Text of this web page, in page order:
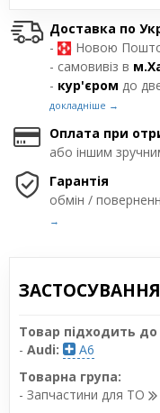
Доставка по
-
Новою
- самовивіз в
- кур'єром до
докладніше →
Оплата при
або іншим
Гарантія
обмін /
→
ЗАСТОСУВАННЯ
Товар підходить
- Audi:
A6
Товарна група:
- Запчастини для ТО